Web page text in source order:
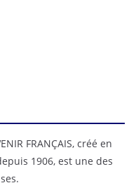
FRANÇAIS, créé en
1906, est une des